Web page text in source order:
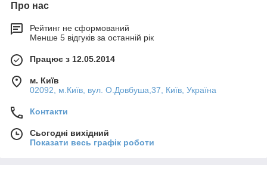
Про нас
Рейтинг не сформований
Менше 5 відгуків за останній рік
Працює з 12.05.2014
м. Київ
02092, м.Київ, вул. О.Довбуша,37, Київ, Україна
Контакти
Сьогодні вихідний
Показати весь графік роботи